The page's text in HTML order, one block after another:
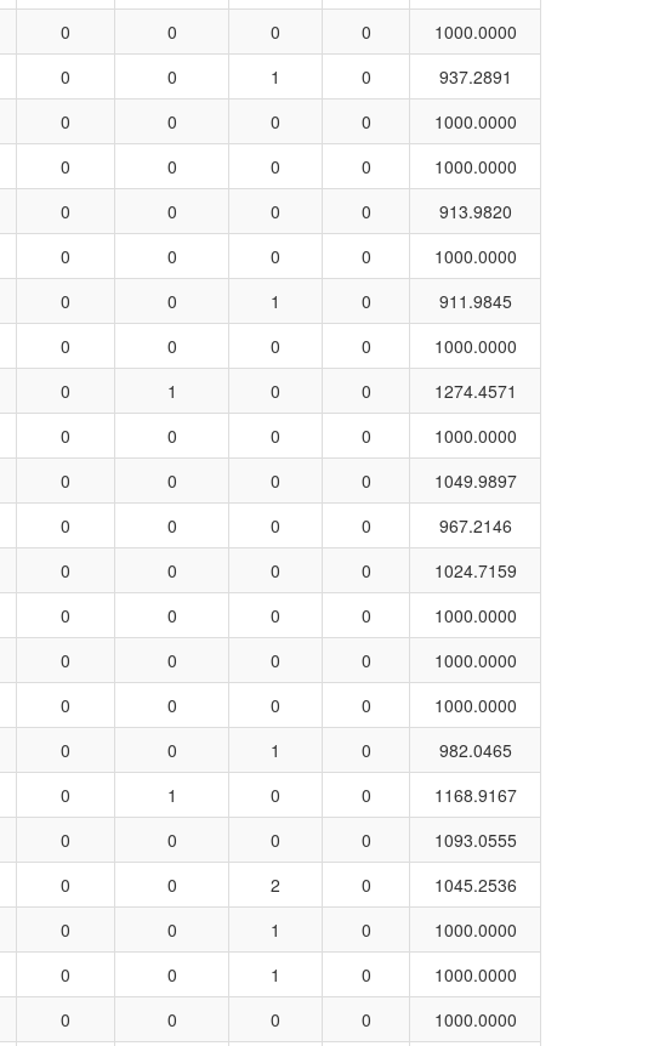
0 0 0 0
1000.0000
0 0 1 0
937.2891
0 0 0 0
1000.0000
0 0 0 0
1000.0000
0 0 0 0
913.9820
0 0 0 0
1000.0000
0 0 1 0
911.9845
0 0 0 0
1000.0000
0 1 0 0
1274.4571
0 0 0 0
1000.0000
0 0 0 0
1049.9897
0 0 0 0
967.2146
0 0 0 0
1024.7159
0 0 0 0
1000.0000
0 0 0 0
1000.0000
0 0 0 0
1000.0000
0 0 1 0
982.0465
0 1 0 0
1168.9167
0 0 0 0
1093.0555
0 0 2 0
1045.2536
0 0 1 0
1000.0000
0 0 1 0
1000.0000
0 0 0 0 1000.0000